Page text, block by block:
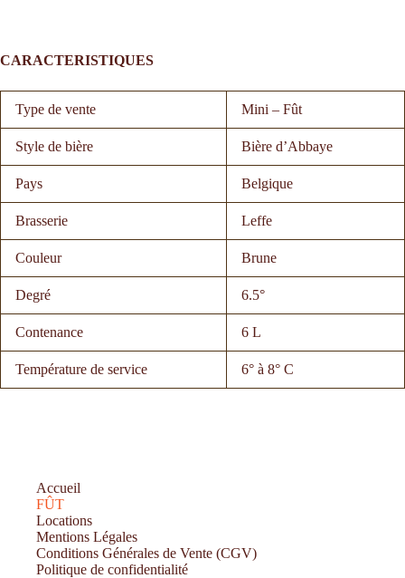
CARACTERISTIQUES
Type de vente Mini – Fût
Style de bière Bière d’Abbaye
Pays Belgique
Brasserie Leffe
Couleur Brune
Degré 6.5°
Contenance 6 L
Température de service 6° à 8° C
Accueil
FÛT
Locations
Mentions Légales
Conditions Générales de Vente (CGV)
Politique de confidentialité